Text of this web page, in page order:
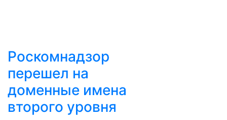
Роскомнадзор
перешел на
доменные имена
второго уровня